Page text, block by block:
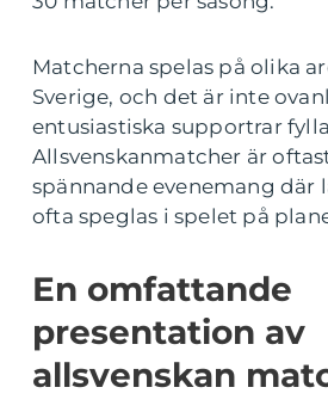
Matcherna spelas på olika
Sverige, och det är inte
entusiastiska supportrar
Allsvenskanmatcher är
spännande evenemang där
ofta speglas i spelet på
En omfattande
presentation av
allsvenskan